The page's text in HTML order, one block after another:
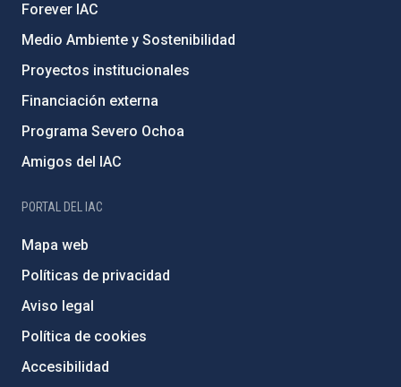
Forever IAC
Medio Ambiente y Sostenibilidad
Proyectos institucionales
Financiación externa
Programa Severo Ochoa
Amigos del IAC
PORTAL DEL IAC
Mapa web
Políticas de privacidad
Aviso legal
Política de cookies
Accesibilidad